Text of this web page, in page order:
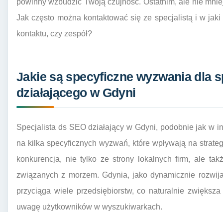
powinny wzbudzić Twoją czujność. Ostatnim, ale nie
Jak często można kontaktować się ze specjalistą i w
kontaktu, czy zespół?
Jakie są specyficzne wyzwania dla
działającego w Gdyni
Specjalista ds SEO działający w Gdyni, podobnie jak w
na kilka specyficznych wyzwań, które wpływają na
konkurencja, nie tylko ze strony lokalnych firm, ale
związanych z morzem. Gdynia, jako dynamicznie
przyciąga wiele przedsiębiorstw, co naturalnie
uwagę użytkowników w wyszukiwarkach.